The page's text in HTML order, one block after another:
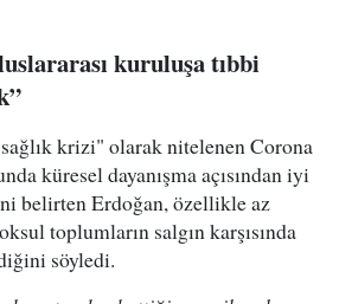
kuruluşa tıbbi
krizi" olarak nitelenen Corona
küresel dayanışma açısından iyi
belirten Erdoğan, özellikle az
toplumların salgın karşısında
söyledi.